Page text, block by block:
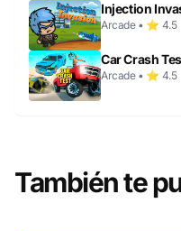
Injection
Arcade • ⭐ 4.5
Car Crash
Arcade • ⭐ 4.5
También te